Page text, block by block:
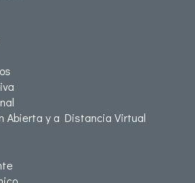
Abierta y a Distancia Virtual